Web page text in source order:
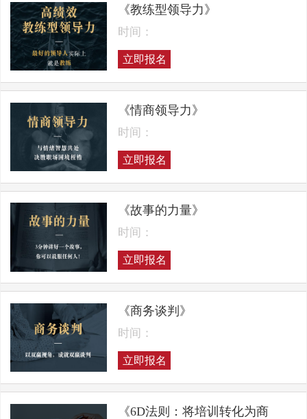
《教练型领导力》
时间：
立即报名
《情商领导力》
时间：
立即报名
《故事的力量》
时间：
立即报名
《商务谈判》
时间：
立即报名
《6D法则：将培训转化为商